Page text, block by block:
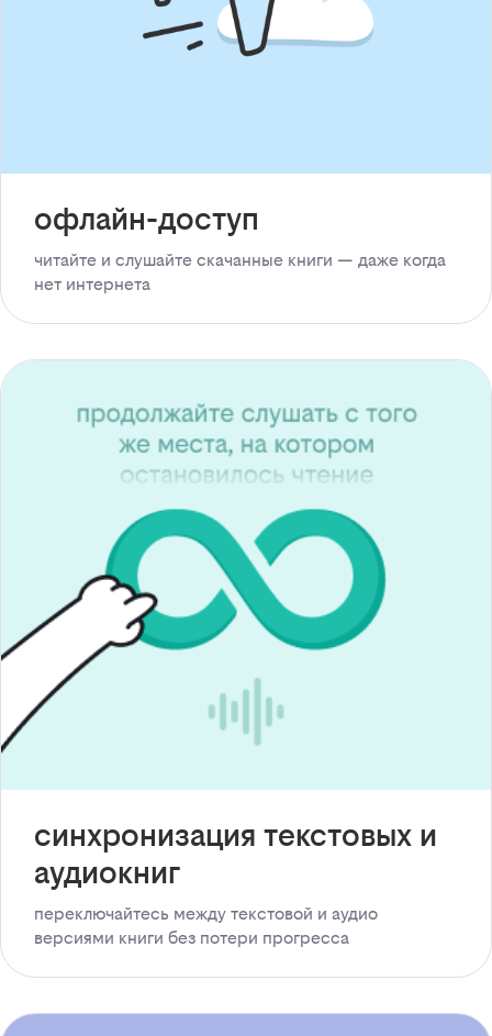
офлайн-доступ
читайте и слушайте скачанные книги — даже когда
нет интернета
синхронизация текстовых и
аудиокниг
переключайтесь между текстовой и аудио
версиями книги без потери прогресса